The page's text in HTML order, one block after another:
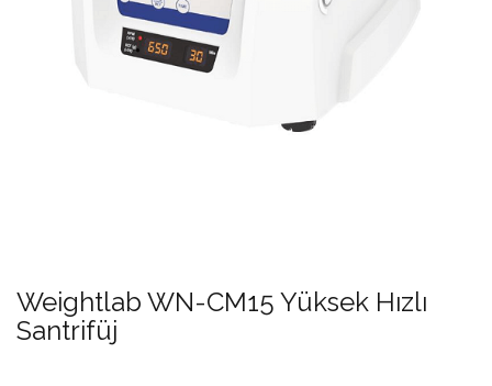
Weightlab WN-CM15 Yüksek Hızlı
Santrifüj